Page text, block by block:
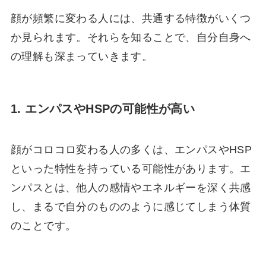
顔が頻繁に変わる人には、共通する特徴がいくつ
か見られます。それらを知ることで、自分自身へ
の理解も深まっていきます。
1. エンパスやHSPの可能性が高い
顔がコロコロ変わる人の多くは、エンパスやHSP
といった特性を持っている可能性があります。エ
ンパスとは、他人の感情やエネルギーを深く共感
し、まるで自分のもののように感じてしまう体質
のことです。